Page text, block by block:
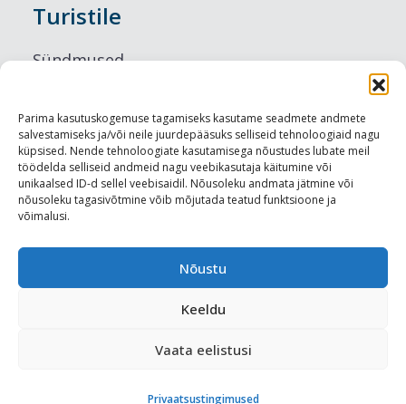
Parima kasutuskogemuse tagamiseks kasutame seadmete andmete
salvestamiseks ja/või neile juurdepääsuks selliseid tehnoloogiaid nagu
küpsised. Nende tehnoloogiate kasutamisega nõustudes lubate meil
töödelda selliseid andmeid nagu veebikasutaja käitumine või
unikaalsed ID-d sellel veebisaidil. Nõusoleku andmata jätmine või
nõusoleku tagasivõtmine võib mõjutada teatud funktsioone ja
võimalusi.
Nõustu
Keeldu
Vaata eelistusi
Privaatsustingimused
Turistile
Sündmused
Maitseelamused
Vaatamisväärsused
Visit Tallinn
Turismiprofessionaalile
Harju-, Rapla- ja Läänemaa DMO
Meediakajastused